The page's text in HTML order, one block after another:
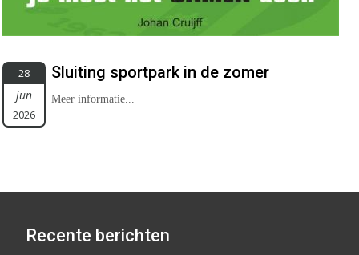
28
jun
2026
Sluiting sportpark in de zomer
Meer informatie...
Recente berichten